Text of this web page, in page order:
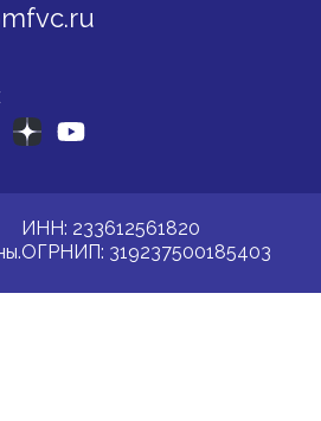
ИНН: 233612561820
ОГРНИП: 319237500185403